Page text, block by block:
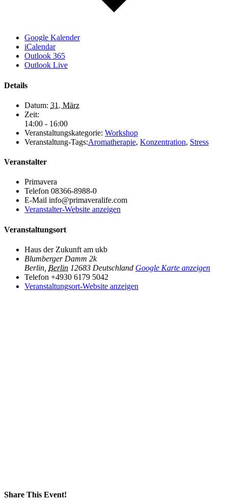
Google Kalender
iCalendar
Outlook 365
Outlook Live
Details
Datum: 31. März
Zeit:
14:00 - 16:00
Veranstaltungskategorie: Workshop
Veranstaltung-Tags:Aromatherapie, Konzentration, Stress
Veranstalter
Primavera
Telefon 08366-8988-0
E-Mail info@primaveralife.com
Veranstalter-Website anzeigen
Veranstaltungsort
Haus der Zukunft am ukb
Blumberger Damm 2k
Berlin Berlin 12683 Deutschland Google Karte anzeigen
Telefon +4930 6179 5042
Veranstaltungsort-Website anzeigen
Share This Event!